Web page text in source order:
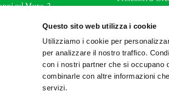
Questo sito web utilizza i cookie
Utilizziamo i cookie per
per analizzare il nostro traffico.
con i nostri partner che si occupano
combinarle con altre informazioni
servizi.
sul Muro, 2
Verme
sul Muro, 2
Le sale
Art Bonus